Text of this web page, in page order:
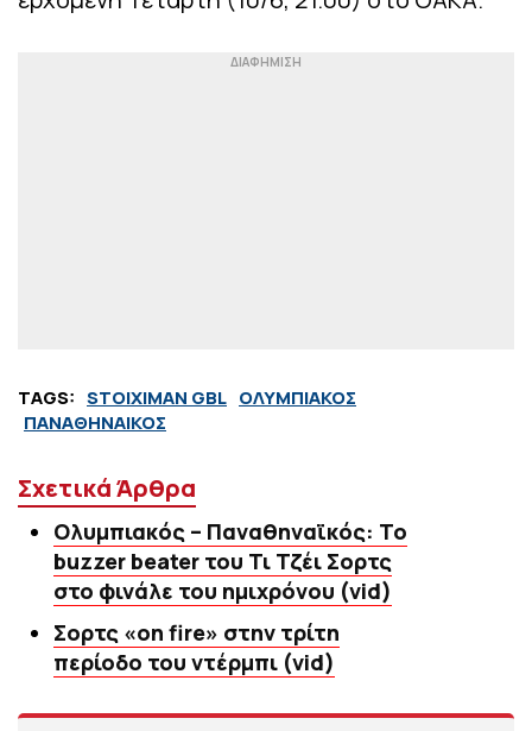
TAGS: STOIXIMAN GBL ΟΛΥΜΠΙΑΚΟΣ
ΠΑΝΑΘΗΝΑΙΚΟΣ
Σχετικά Άρθρα
Ολυμπιακός – Παναθηναϊκός: Το
buzzer beater του Τι Τζέι Σορτς
στο φινάλε του ημιχρόνου (vid)
Σορτς «on fire» στην τρίτη
περίοδο του ντέρμπι (vid)